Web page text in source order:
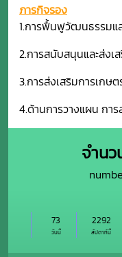
ภารกิจรอง
1.การฟื้นฟูวัฒนธรรมแ
2.การสนับสนุนและส่ง
3.การส่งเสริมการเกษ
4.ด้านการวางแผน กา
จำนว
วันนี้
73
สัปดาห์นี้
2292